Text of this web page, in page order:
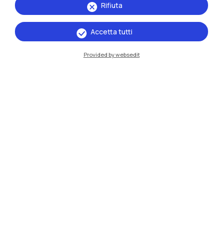
IT EN
Rifiuta
Accetta tutti
Provided by websedit